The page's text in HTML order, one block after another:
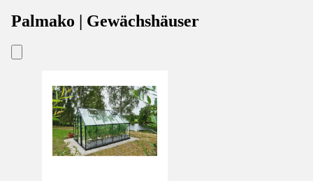
Palmako | Gewächshäuser